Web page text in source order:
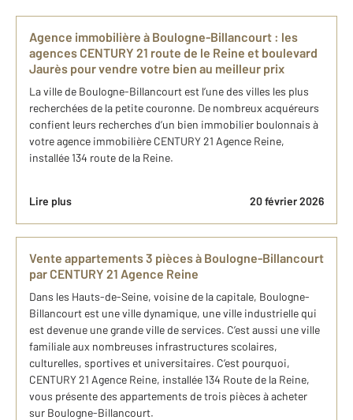
Agence immobilière à Boulogne-Billancourt : les
agences CENTURY 21 route de le Reine et boulevard
Jaurès pour vendre votre bien au meilleur prix
La ville de Boulogne-Billancourt est l’une des villes les plus
recherchées de la petite couronne. De nombreux acquéreurs
confient leurs recherches d’un bien immobilier boulonnais à
votre agence immobilière CENTURY 21 Agence Reine,
installée 134 route de la Reine.
Lire plus 20 février 2026
Vente appartements 3 pièces à Boulogne-Billancourt
par CENTURY 21 Agence Reine
Dans les Hauts-de-Seine, voisine de la capitale, Boulogne-
Billancourt est une ville dynamique, une ville industrielle qui
est devenue une grande ville de services. C’est aussi une ville
familiale aux nombreuses infrastructures scolaires,
culturelles, sportives et universitaires. C’est pourquoi,
CENTURY 21 Agence Reine, installée 134 Route de la Reine,
vous présente des appartements de trois pièces à acheter
sur Boulogne-Billancourt.